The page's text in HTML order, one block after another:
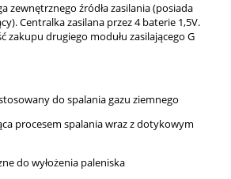
zewnętrznego źródła zasilania (posiada
Centralka zasilana przez 4 baterie 1,5V.
zakupu drugiego modułu zasilającego G
do spalania gazu ziemnego
procesem spalania wraz z dotykowym
do wyłożenia paleniska